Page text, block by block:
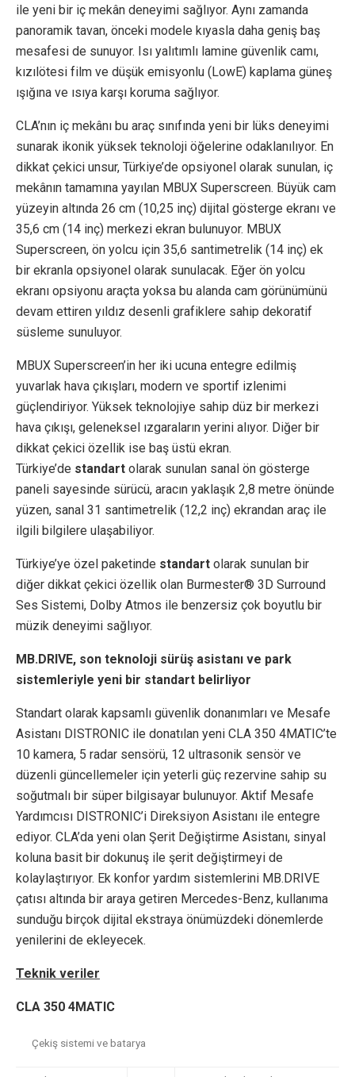
ile yeni bir iç mekân deneyimi sağlıyor. Aynı zamanda
panoramik tavan, önceki modele kıyasla daha geniş baş
mesafesi de sunuyor. Isı yalıtımlı lamine güvenlik camı,
kızılötesi film ve düşük emisyonlu (LowE) kaplama güneş
ışığına ve ısıya karşı koruma sağlıyor.
CLA’nın iç mekânı bu araç sınıfında yeni bir lüks deneyimi
sunarak ikonik yüksek teknoloji öğelerine odaklanılıyor. En
dikkat çekici unsur, Türkiye’de opsiyonel olarak sunulan, iç
mekânın tamamına yayılan MBUX Superscreen. Büyük cam
yüzeyin altında 26 cm (10,25 inç) dijital gösterge ekranı ve
35,6 cm (14 inç) merkezi ekran bulunuyor. MBUX
Superscreen, ön yolcu için 35,6 santimetrelik (14 inç) ek
bir ekranla opsiyonel olarak sunulacak. Eğer ön yolcu
ekranı opsiyonu araçta yoksa bu alanda cam görünümünü
devam ettiren yıldız desenli grafiklere sahip dekoratif
süsleme sunuluyor.
MBUX Superscreen’in her iki ucuna entegre edilmiş
yuvarlak hava çıkışları, modern ve sportif izlenimi
güçlendiriyor. Yüksek teknolojiye sahip düz bir merkezi
hava çıkışı, geleneksel ızgaraların yerini alıyor. Diğer bir
dikkat çekici özellik ise baş üstü ekran.
Türkiye’de standart olarak sunulan sanal ön gösterge
paneli sayesinde sürücü, aracın yaklaşık 2,8 metre önünde
yüzen, sanal 31 santimetrelik (12,2 inç) ekrandan araç ile
ilgili bilgilere ulaşabiliyor.
Türkiye’ye özel paketinde standart olarak sunulan bir
diğer dikkat çekici özellik olan Burmester® 3D Surround
Ses Sistemi, Dolby Atmos ile benzersiz çok boyutlu bir
müzik deneyimi sağlıyor.
MB.DRIVE, son teknoloji sürüş asistanı ve park
sistemleriyle yeni bir standart belirliyor
Standart olarak kapsamlı güvenlik donanımları ve Mesafe
Asistanı DISTRONIC ile donatılan yeni CLA 350 4MATIC’te
10 kamera, 5 radar sensörü, 12 ultrasonik sensör ve
düzenli güncellemeler için yeterli güç rezervine sahip su
soğutmalı bir süper bilgisayar bulunuyor. Aktif Mesafe
Yardımcısı DISTRONIC’i Direksiyon Asistanı ile entegre
ediyor. CLA’da yeni olan Şerit Değiştirme Asistanı, sinyal
koluna basit bir dokunuş ile şerit değiştirmeyi de
kolaylaştırıyor. Ek konfor yardım sistemlerini MB.DRIVE
çatısı altında bir araya getiren Mercedes-Benz, kullanıma
sunduğu birçok dijital ekstraya önümüzdeki dönemlerde
yenilerini de ekleyecek.
Teknik veriler
CLA 350 4MATIC
Çekiş sistemi ve batarya